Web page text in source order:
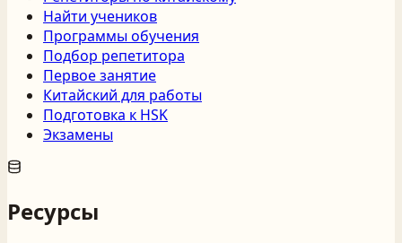
Найти учеников
Программы обучения
Подбор репетитора
Первое занятие
Китайский для работы
Подготовка к HSK
Экзамены
Ресурсы